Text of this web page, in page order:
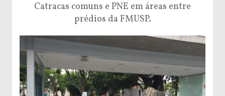
Catracas comuns e PNE em áreas entre
prédios da FMUSP.